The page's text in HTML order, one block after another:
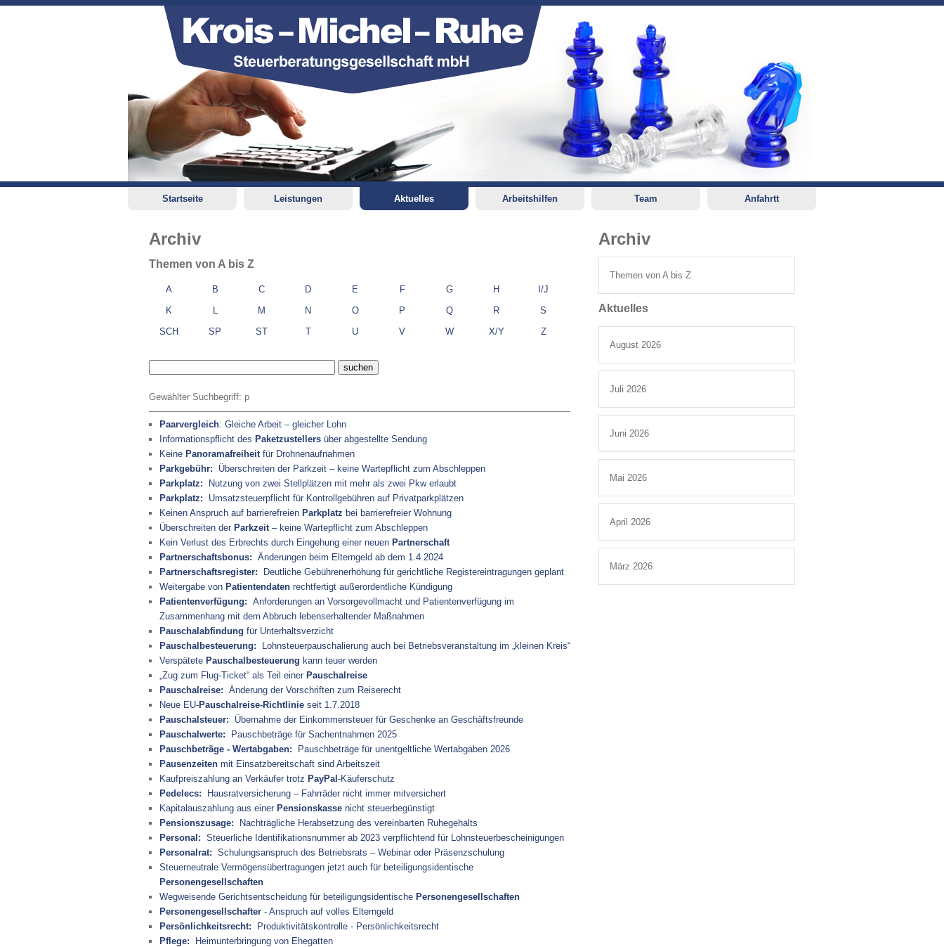
Startseite Leistungen Aktuelles Arbeitshilfen Team Anfahrtt
Archiv
Themen von A bis Z
A B C D E F G H
I/J
K
L M N O P Q R
S
SCH
SP ST T U V W X/Y Z
Gewählter Suchbegriff: p
Paarvergleich: Gleiche Arbeit – gleicher Lohn
Informationspflicht des Paketzustellers über abgestellte Sendung
Keine Panoramafreiheit für Drohnenaufnahmen
Parkgebühr: Überschreiten der Parkzeit – keine Wartepflicht zum Abschleppen
Parkplatz: Nutzung von zwei Stellplätzen mit mehr als zwei Pkw erlaubt
Parkplatz: Umsatzsteuerpflicht für Kontrollgebühren auf Privatparkplätzen
Keinen Anspruch auf barrierefreien Parkplatz bei barrierefreier Wohnung
Überschreiten der Parkzeit – keine Wartepflicht zum Abschleppen
Kein Verlust des Erbrechts durch Eingehung einer neuen Partnerschaft
Partnerschaftsbonus: Änderungen beim Elterngeld ab dem 1.4.2024
Partnerschaftsregister: Deutliche Gebührenerhöhung für gerichtliche Registereintragungen geplant
Weitergabe von Patientendaten rechtfertigt außerordentliche Kündigung
Patientenverfügung: Anforderungen an Vorsorgevollmacht und Patientenverfügung im
Zusammenhang mit dem Abbruch lebenserhaltender Maßnahmen
Pauschalabfindung für Unterhaltsverzicht
Pauschalbesteuerung: Lohnsteuerpauschalierung auch bei Betriebsveranstaltung im „kleinen Kreis“
Verspätete Pauschalbesteuerung kann teuer werden
„Zug zum Flug-Ticket“ als Teil einer Pauschalreise
Pauschalreise: Änderung der Vorschriften zum Reiserecht
Neue EU-Pauschalreise-Richtlinie seit 1.7.2018
Pauschalsteuer: Übernahme der Einkommensteuer für Geschenke an Geschäftsfreunde
Pauschalwerte: Pauschbeträge für Sachentnahmen 2025
Pauschbeträge - Wertabgaben: Pauschbeträge für unentgeltliche Wertabgaben 2026
Pausenzeiten mit Einsatzbereitschaft sind Arbeitszeit
Kaufpreiszahlung an Verkäufer trotz PayPal-Käuferschutz
Pedelecs: Hausratversicherung – Fahrräder nicht immer mitversichert
Kapitalauszahlung aus einer Pensionskasse nicht steuerbegünstigt
Pensionszusage: Nachträgliche Herabsetzung des vereinbarten Ruhegehalts
Personal: Steuerliche Identifikationsnummer ab 2023 verpflichtend für Lohnsteuerbescheinigungen
Personalrat: Schulungsanspruch des Betriebsrats – Webinar oder Präsenzschulung
Steuerneutrale Vermögensübertragungen jetzt auch für beteiligungsidentische
Personengesellschaften
Wegweisende Gerichtsentscheidung für beteiligungsidentische Personengesellschaften
Personengesellschafter - Anspruch auf volles Elterngeld
Persönlichkeitsrecht: Produktivitätskontrolle - Persönlichkeitsrecht
Pflege: Heimunterbringung von Ehegatten
Archiv
Themen von A bis Z
Aktuelles
August 2026
Juli 2026
Juni 2026
Mai 2026
April 2026
März 2026